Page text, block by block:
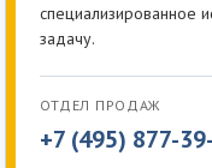
специализированное
задачу.
ОТДЕЛ ПРОДАЖ
+7 (495) 877-